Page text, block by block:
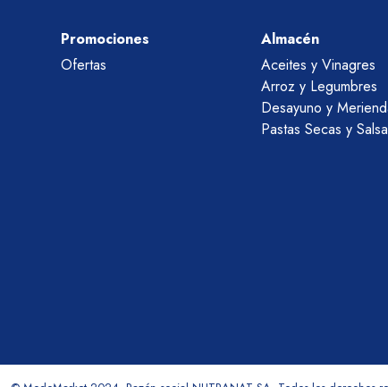
Promociones
Ofertas
Almacén
Aceites y Vinagres
Arroz y Legumbres
Desayuno y
Pastas Secas y